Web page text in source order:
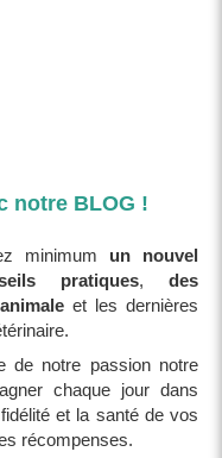
notre BLOG !
minimum un nouvel
pratiques,des
et les dernières
de notre passion notre
chaque jour dans
et la santé de vos
récompenses.